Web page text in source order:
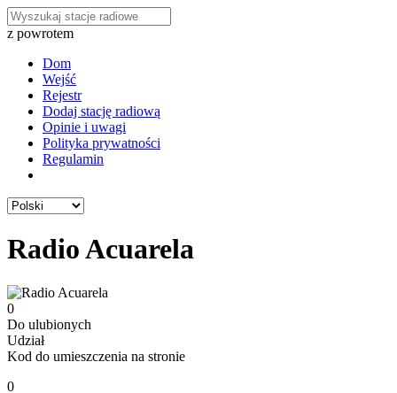
z powrotem
Dom
Wejść
Rejestr
Dodaj stację radiową
Opinie i uwagi
Polityka prywatności
Regulamin
Radio Acuarela
0
Do ulubionych
Udział
Kod do umieszczenia na stronie
0